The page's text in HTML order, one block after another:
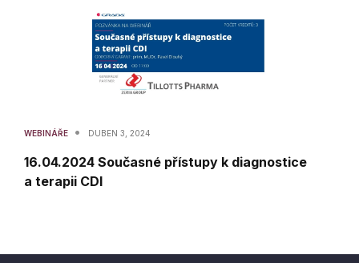
WEBINÁŘE • DUBEN 3, 2024
16.04.2024 Současné přístupy k diagnostice
a terapii CDI